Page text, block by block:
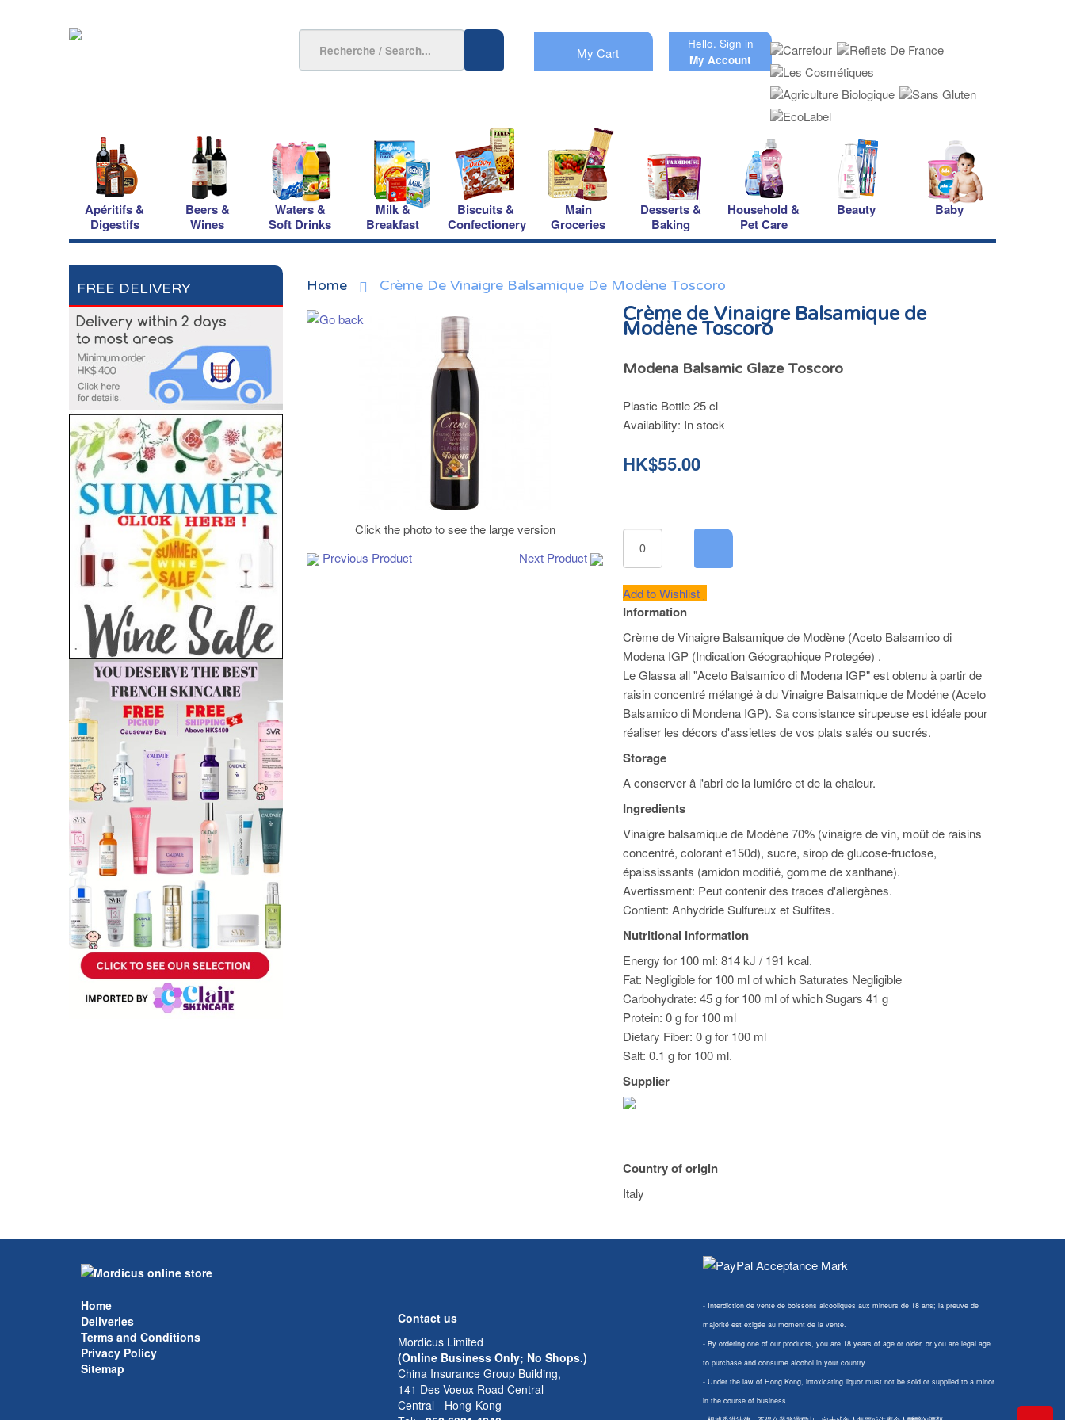
My Cart
Hello. Sign in
My Account
Apéritifs &
Digestifs
Beers &
Wines
Waters &
Soft Drinks
Milk &
Breakfast
Biscuits &
Confectionery
Main
Groceries
Desserts &
Baking
Household &
Pet Care
Beauty Baby
FREE DELIVERY Home Crème De Vinaigre Balsamique De Modène Toscoro
Click the photo to see the large version
Previous Product
Next Product
Crème de Vinaigre Balsamique de
Modène Toscoro
Modena Balsamic Glaze Toscoro
Plastic Bottle 25 cl
Availability: In stock
HK$55.00
Add to Wishlist
Information
Crème de Vinaigre Balsamique de Modène (Aceto Balsamico di
Modena IGP (Indication Géographique Protegée) .
Le Glassa all "Aceto Balsamico di Modena IGP" est obtenu à partir de
raisin concentré mélangé à du Vinaigre Balsamique de Modéne (Aceto
Balsamico di Mondena IGP). Sa consistance sirupeuse est idéale pour
réaliser les décors d'assiettes de vos plats salés ou sucrés.
Storage
A conserver â l'abri de la lumiére et de la chaleur.
Ingredients
Vinaigre balsamique de Modène 70% (vinaigre de vin, moût de raisins
concentré, colorant e150d), sucre, sirop de glucose-fructose,
épaississants (amidon modifié, gomme de xanthane).
Avertissment: Peut contenir des traces d'allergènes.
Contient: Anhydride Sulfureux et Sulfites.
Nutritional Information
Energy for 100 ml: 814 kJ / 191 kcal.
Fat: Negligible for 100 ml of which Saturates Negligible
Carbohydrate: 45 g for 100 ml of which Sugars 41 g
Protein: 0 g for 100 ml
Dietary Fiber: 0 g for 100 ml
Salt: 0.1 g for 100 ml.
Supplier
Country of origin
Italy
Home
Deliveries
Terms and Conditions
Privacy Policy
Sitemap
Contact us
Mordicus Limited
(Online Business Only; No Shops.)
China Insurance Group Building,
141 Des Voeux Road Central
Central - Hong-Kong
- Interdiction de vente de boissons alcooliques aux mineurs de 18 ans; la preuve de
majorité est exigée au moment de la vente.
- By ordering one of our products, you are 18 years of age or older, or you are legal age
to purchase and consume alcohol in your country.
- Under the law of Hong Kong, intoxicating liquor must not be sold or supplied to a minor
in the course of business.